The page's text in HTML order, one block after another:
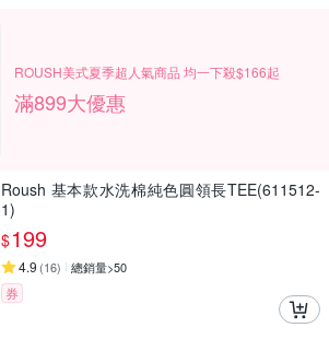
ROUSH美式夏季超人氣商品 均一下殺$166起
滿899大優惠
Roush 基本款水洗棉純色圓領長TEE(611512-
1)
$199
4.9 (16) 總銷量>50
券